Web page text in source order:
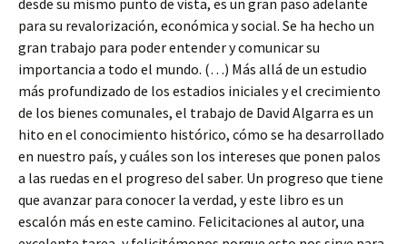
desde su mismo punto de vista, es un gran paso adelante
para su revalorización, económica y social. Se ha hecho un
gran trabajo para poder entender y comunicar su
importancia a todo el mundo. (…) Más allá de un estudio
más profundizado de los estadios iniciales y el crecimiento
de los bienes comunales, el trabajo de David Algarra es un
hito en el conocimiento histórico, cómo se ha desarrollado
en nuestro país, y cuáles son los intereses que ponen palos
a las ruedas en el progreso del saber. Un progreso que tiene
que avanzar para conocer la verdad, y este libro es un
escalón más en este camino. Felicitaciones al autor, una